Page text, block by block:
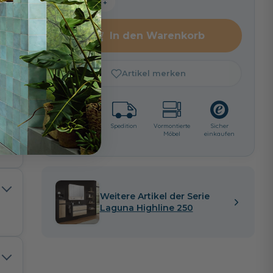
− +
In den Warenkorb
Artikel merken
Lieferzeit:
ca. 4 - 6
Wochen
i
Spedition
Vormontierte
Möbel
Sicher
einkaufen
Weitere Artikel der Serie
Laguna Highline 250